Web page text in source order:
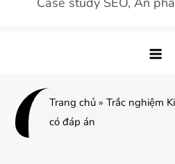
Trang chủ »Trắc nghiệm
có đáp án